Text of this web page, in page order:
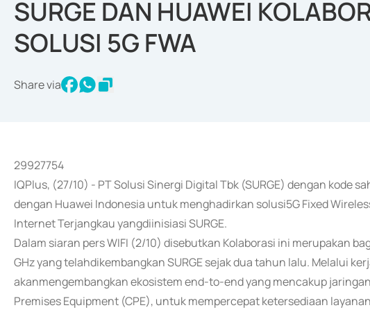
SURGE DAN HUAWEI
SOLUSI 5G FWA
Share via
29927754
IQPlus, (27/10) - PT Solusi Sinergi Digital Tbk (SURGE) dengan kode
dengan Huawei Indonesia untuk menghadirkan solusi5G Fixed
Internet Terjangkau yangdiinisiasi SURGE.
Dalam siaran pers WIFI (2/10) disebutkan Kolaborasi ini merupakan
GHz yang telahdikembangkan SURGE sejak dua tahun lalu. Melalui
akanmengembangkan ekosistem end-to-end yang mencakup
Premises Equipment (CPE), untuk mempercepat ketersediaan